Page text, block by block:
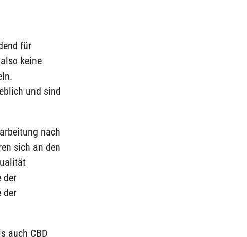
für
keine
und sind
nach
sich an den
der
der
auch CBD